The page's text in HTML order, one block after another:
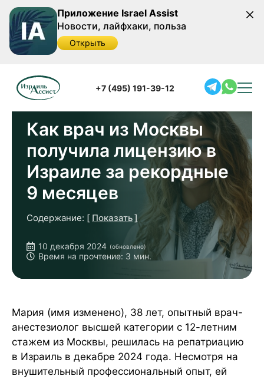
Приложение Israel Assist
Новости, лайфхаки, польза
Открыть
+7 (495) 191-39-12
получила лицензию в Израиле за рекордные 9 месяцев
Как врач из Москвы
получила лицензию в
Израиле за рекордные
9 месяцев
Содержание:
Показать
Проблема: Необходимость быстрой
адаптации и легализации квалификации
каждом шаге
10 декабря 2024 (обновлено)
Время на прочтение: 3 мин.
Мария (имя изменено), 38 лет, опытный врач-
анестезиолог высшей категории с 12-летним
стажем из Москвы, решилась на репатриацию
в Израиль в декабре 2024 года. Несмотря на
внушительный профессиональный опыт, ей